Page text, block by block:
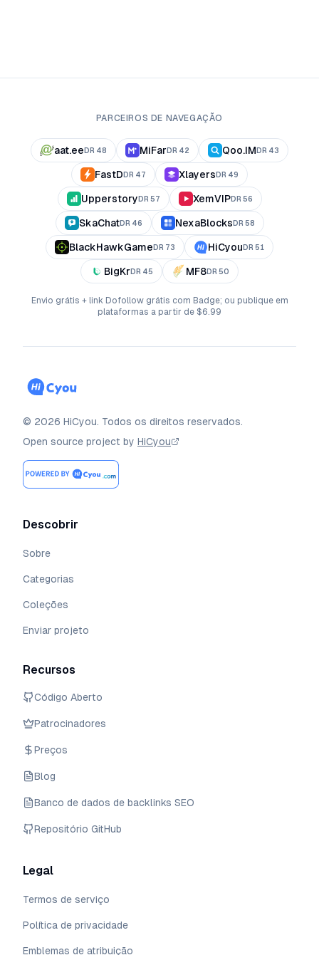
PARCEIROS DE NAVEGAÇÃO
aat.ee DR 48 MiFar DR 42 Qoo.IM DR 43
FastD DR 47 Xlayers DR 49
Upperstory DR 57 XemVIPDR 56
SkaChatDR 46 NexaBlocks DR 58
BlackHawkGame DR 73 HiCyou DR 51
BigKr DR 45 MF8DR 50
Envio grátis + link Dofollow grátis com Badge; ou publique em
plataformas a partir de $6.99
© 2026 HiCyou. Todos os direitos reservados.
Open source project by HiCyou
Descobrir
Sobre
Categorias
Coleções
Enviar projeto
Recursos
Código Aberto
Patrocinadores
Preços
Blog
Banco de dados de backlinks SEO
Repositório GitHub
Legal
Termos de serviço
Política de privacidade
Emblemas de atribuição